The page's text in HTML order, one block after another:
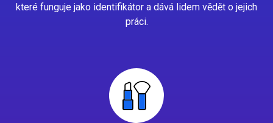
které funguje jako identifikátor a dává lidem vědět o jejich
práci.